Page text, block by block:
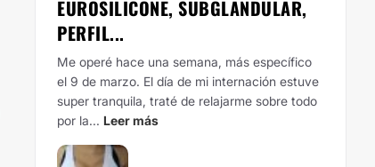
EUROSILICONE, SUBGLANDULAR,
PERFIL...
Me operé hace una semana, más específico
el 9 de marzo. El día de mi internación estuve
super tranquila, traté de relajarme sobre todo
por la... Leer más